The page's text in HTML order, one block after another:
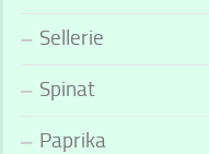
Sellerie
Spinat
Paprika